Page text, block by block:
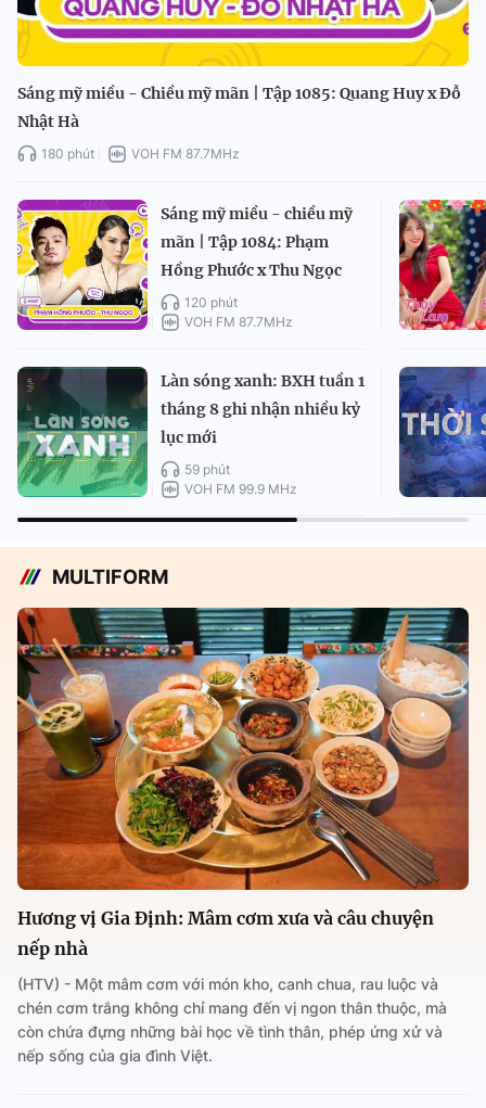
Sáng mỹ miều - Chiều mỹ mãn | Tập 1085: Quang Huy x Đỗ
Nhật Hà
180 phút VOH FM 87.7MHz
Sáng mỹ miều - chiều mỹ
mãn | Tập 1084: Phạm
Hồng Phước x Thu Ngọc
120 phút
VOH FM 87.7MHz
Làn sóng xanh: BXH tuần 1
tháng 8 ghi nhận nhiều kỷ
lục mới
59 phút
VOH FM 99.9 MHz
MULTIFORM
Hương vị Gia Định: Mâm cơm xưa và câu chuyện
nếp nhà
(HTV) - Một mâm cơm với món kho, canh chua, rau luộc và
chén cơm trắng không chỉ mang đến vị ngon thân thuộc, mà
còn chứa đựng những bài học về tình thân, phép ứng xử và
nếp sống của gia đình Việt.